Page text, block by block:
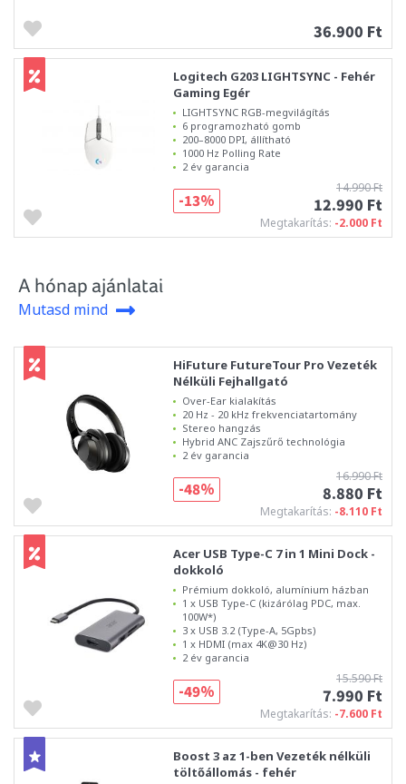
36.900 Ft
Logitech G203 LIGHTSYNC - Fehér
Gaming Egér
LIGHTSYNC RGB-megvilágítás
6 programozható gomb
200–8000 DPI, állítható
1000 Hz Polling Rate
2 év garancia
14.990 Ft
12.990 Ft
Megtakarítás: -2.000 Ft
-13%
A hónap ajánlatai
Mutasd mind
HiFuture FutureTour Pro Vezeték
Nélküli Fejhallgató
Over-Ear kialakítás
20 Hz - 20 kHz frekvenciatartomány
Stereo hangzás
Hybrid ANC Zajszűrő technológia
2 év garancia
16.990 Ft
8.880 Ft
Megtakarítás: -8.110 Ft
-48%
Acer USB Type-C 7 in 1 Mini Dock -
dokkoló
Prémium dokkoló, alumínium házban
1 x USB Type-C (kizárólag PDC, max.
100W*)
3 x USB 3.2 (Type-A, 5Gpbs)
1 x HDMI (max 4K@30 Hz)
2 év garancia
15.590 Ft
7.990 Ft
Megtakarítás: -7.600 Ft
-49%
Boost 3 az 1-ben Vezeték nélküli
töltőállomás - fehér